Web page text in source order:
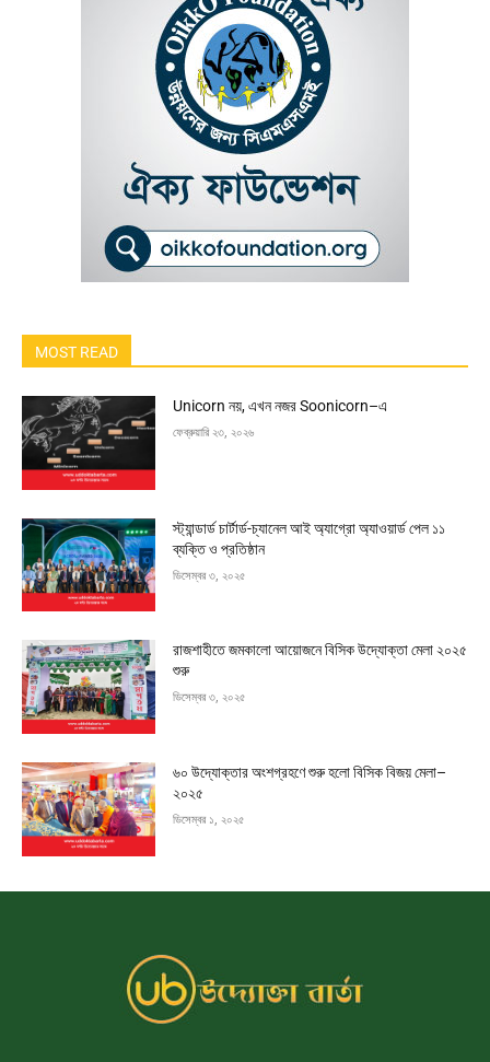
MOST READ
Unicorn নয়, এখন নজর Soonicorn–এ
ফেব্রুয়ারি ২৩, ২০২৬
স্ট্যান্ডার্ড চার্টার্ড-চ্যানেল আই অ্যাগ্রো অ্যাওয়ার্ড পেল ১১
ব্যক্তি ও প্রতিষ্ঠান
ডিসেম্বর ৩, ২০২৫
রাজশাহীতে জমকালো আয়োজনে বিসিক উদ্যোক্তা মেলা ২০২৫
শুরু
ডিসেম্বর ৩, ২০২৫
৬০ উদ্যোক্তার অংশগ্রহণে শুরু হলো বিসিক বিজয় মেলা–
২০২৫
ডিসেম্বর ১, ২০২৫